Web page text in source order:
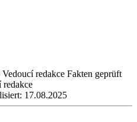
Vedoucí redakce Fakten geprüft
redakce
17.08.2025